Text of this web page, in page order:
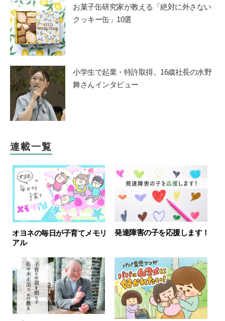
お菓子缶研究家が教える「絶対に外さない
クッキー缶」10選
小学生で起業・特許取得。16歳社長の水野
舞さんインタビュー
連載一覧
オヨネの毎日が子育てメモリ
アル
発達障害の子を応援します！